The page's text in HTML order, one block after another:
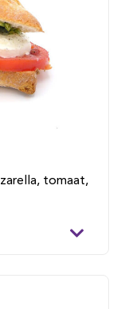
tomaat,